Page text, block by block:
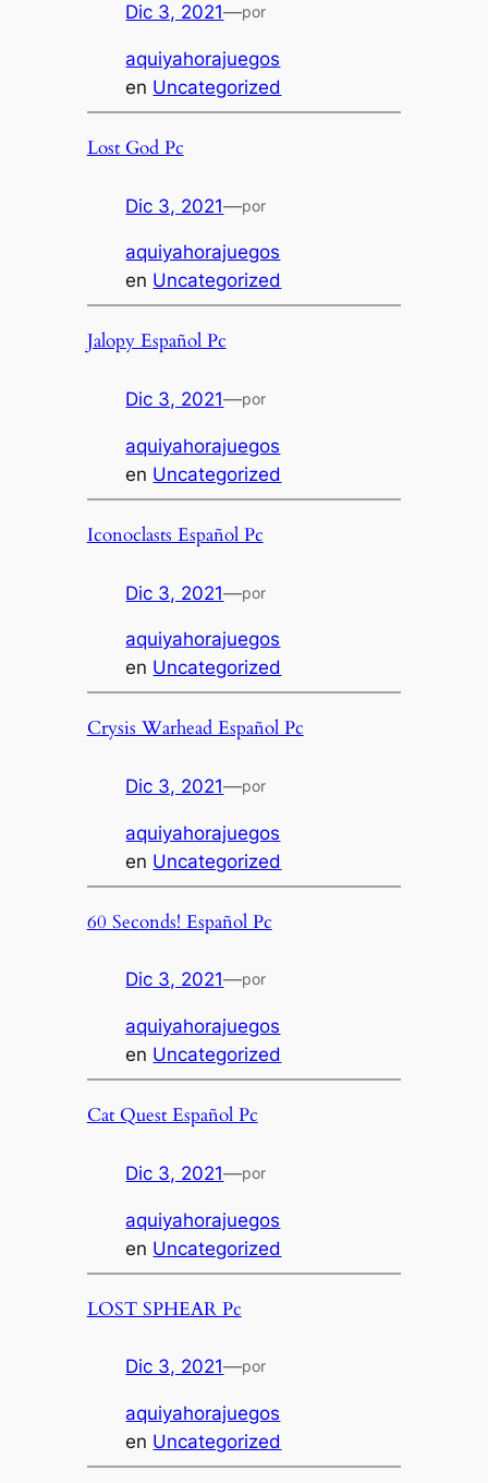
Dic 3, 2021—por
aquiyahorajuegos
en Uncategorized
Lost God Pc
Dic 3, 2021—por
aquiyahorajuegos
en Uncategorized
Jalopy Español Pc
Dic 3, 2021—por
aquiyahorajuegos
en Uncategorized
Iconoclasts Español Pc
Dic 3, 2021—por
aquiyahorajuegos
en Uncategorized
Crysis Warhead Español Pc
Dic 3, 2021—por
aquiyahorajuegos
en Uncategorized
60 Seconds! Español Pc
Dic 3, 2021—por
aquiyahorajuegos
en Uncategorized
Cat Quest Español Pc
Dic 3, 2021—por
aquiyahorajuegos
en Uncategorized
LOST SPHEAR Pc
Dic 3, 2021—por
aquiyahorajuegos
en Uncategorized